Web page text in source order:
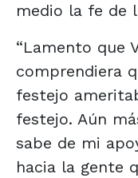
medio la fe de
“Lamento que
comprendiera
festejo
festejo. Aún
sabe de mi
hacia la gente